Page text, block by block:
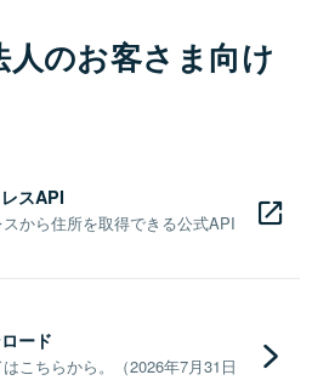
人のお客さま向け
スAPI
から住所を取得できる公式API
ード
こちらから。（2026年7月31日